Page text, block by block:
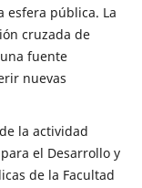
esfera pública. La
cruzada de
fuente
nuevas
la actividad
el Desarrollo y
de la Facultad